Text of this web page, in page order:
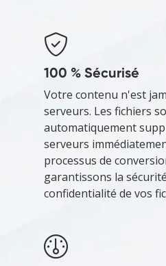
100 % Sécurisé
Votre contenu n'est
serveurs. Les fichiers
automatiquement
serveurs
processus de
garantissons la
confidentialité de vos